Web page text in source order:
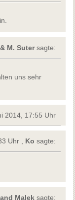
M. Sutersagte:
uns sehr
2014, 17:55 Uhr
Uhr , Ko sagte:
Malek sagte: